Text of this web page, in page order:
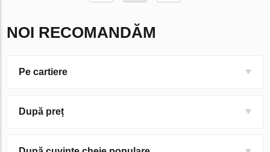
NOI RECOMANDĂM
Pe cartiere
După preț